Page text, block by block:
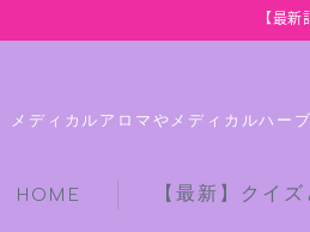
【最
メディカルアロマやメディカルハー
HOME 【最新】クイ